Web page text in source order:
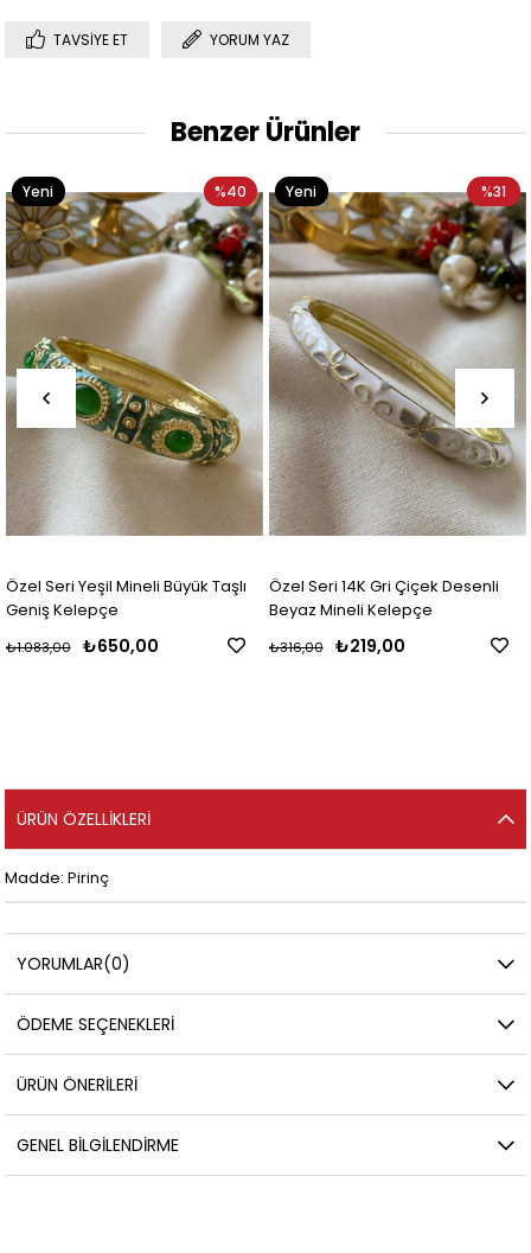
TAVSIYE ET YORUM YAZ
Benzer Ürünler
Özel Seri Yeşil Mineli Büyük Taşlı
Geniş Kelepçe
₺650,00
₺1.083,00
%40
Yeni
Ürün
Özel Seri 14K Gri Çiçek Desenli
Beyaz Mineli Kelepçe
₺219,00
₺316,00
%31
Yeni
Ürün
ÜRÜN ÖZELLIKLERI
Madde: Pirinç
YORUMLAR(0)
ÖDEME SEÇENEKLERI
ÜRÜN ÖNERILERI
GENEL BILGILENDIRME